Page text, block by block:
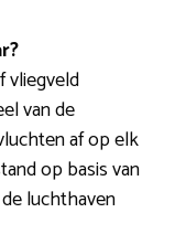
vliegveld
van de
af op elk
op basis van
luchthaven